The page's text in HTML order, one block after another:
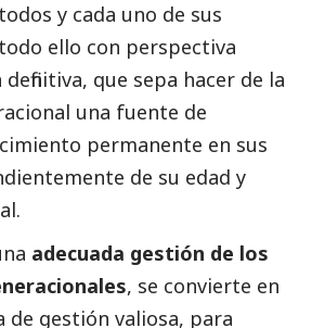
y cada uno de sus
ello con perspectiva
que sepa hacer de la
una fuente de
permanente en sus
de su edad y
adecuada gestión de los
, se convierte en
de gestión valiosa, para